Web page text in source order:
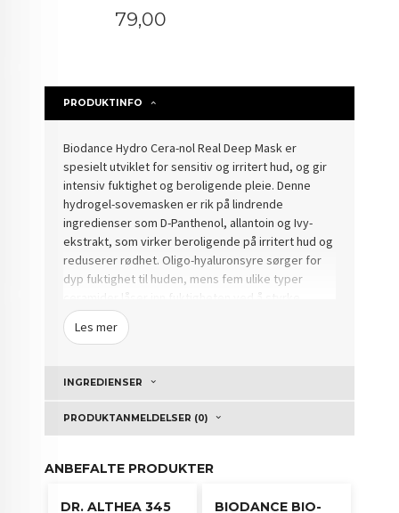
Pris
79,00
PRODUKTINFO
Biodance Hydro Cera-nol Real Deep Mask er
spesielt utviklet for sensitiv og irritert hud, og gir
intensiv fuktighet og beroligende pleie. Denne
hydrogel-sovemasken er rik på lindrende
ingredienser som D-Panthenol, allantoin og Ivy-
ekstrakt, som virker beroligende på irritert hud og
reduserer rødhet. Oligo-hyaluronsyre sørger for
dyp fuktighet til huden, mens fem ulike typer
hudbarrieren og forhindre vannmangel.
av aktive ingredienser uten å etterlate klissete
og absorberes fullstendig i huden. Denne masken
sensitiv hud, da den gir umiddelbar avkjøling og
Les mer
INGREDIENSER
PRODUKTANMELDELSER (0)
ANBEFALTE PRODUKTER
DR. ALTHEA 345
BIODANCE BIO-